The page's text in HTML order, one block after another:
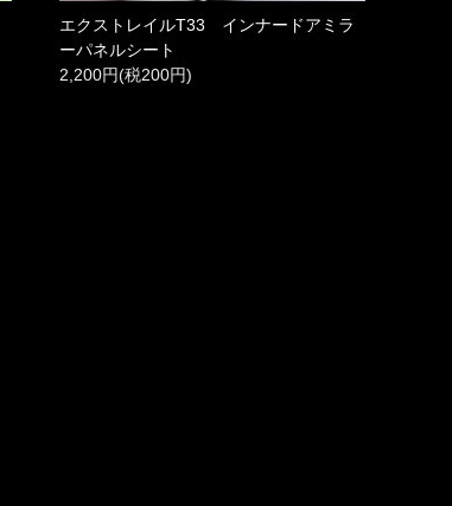
エクストレイルT33 インナードアミラ
ーパネルシート
2,200円(税200円)